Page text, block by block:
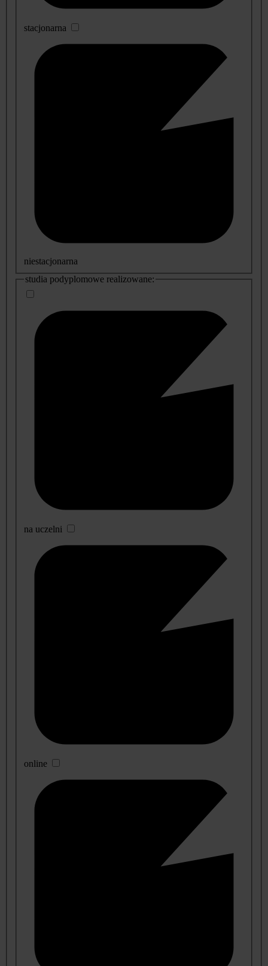
stacjonarna
niestacjonarna
studia podyplomowe realizowane:
na uczelni
online